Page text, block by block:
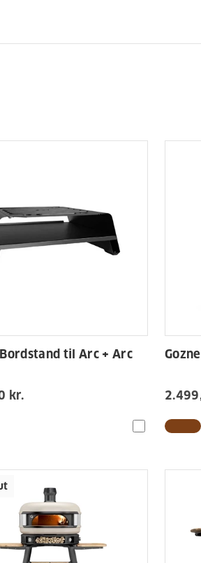
til Arc + Arc
kr.